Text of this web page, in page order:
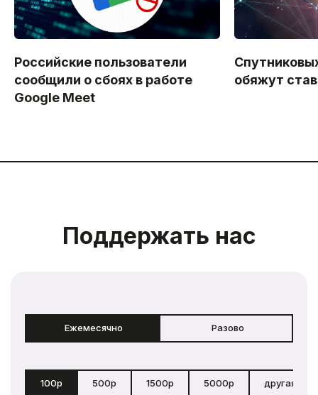
Российские пользователи
сообщили о сбоях в работе
Google Meet
обяжут
Поддержать нас
Ежемесячно Разово
100р 500р 1500р 5000р другая